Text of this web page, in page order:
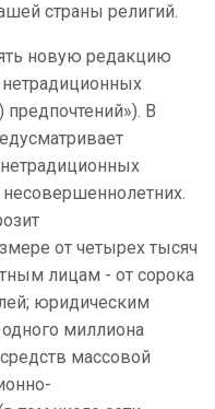
страны религий.
новую редакцию
В
от четырех тысяч
лицам - от сорока
юридическим
миллиона
массовой